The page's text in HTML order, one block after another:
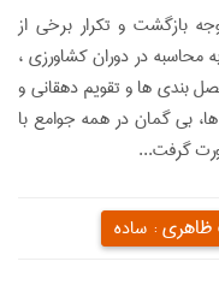
بازگشت و تكرار برخی از
محاسبه در دوران كشاورزی ،
بندی ها و تقویم دهقانی و
بی گمان در همه جوامع با
گرفت...
ظاهری :ساده